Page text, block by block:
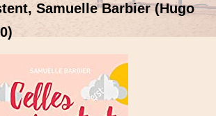
Samuelle Barbier (Hugo